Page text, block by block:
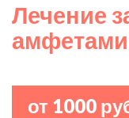
Лечение
от 1000